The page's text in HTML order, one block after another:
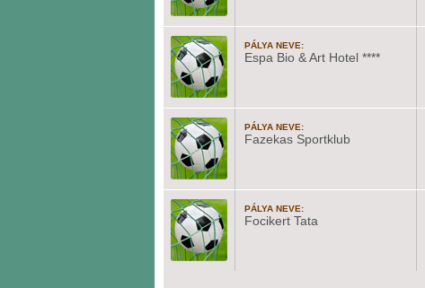
PÁLYA NEVE:
Espa Bio & Art Hotel ****
PÁLYA NEVE:
Fazekas Sportklub
PÁLYA NEVE:
Focikert Tata